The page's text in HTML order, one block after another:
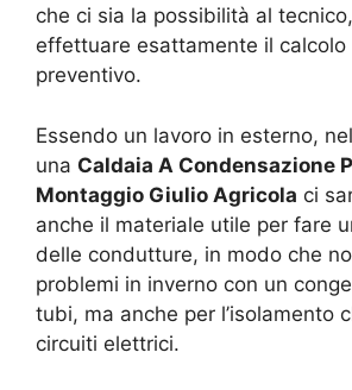
che ci sia la possibilità al
effettuare esattamente il calcolo
preventivo.
Essendo un lavoro in esterno,
una Caldaia A Condensazione
Montaggio Giulio Agricola ci
anche il materiale utile per fare
delle condutture, in modo che
problemi in inverno con un
tubi, ma anche per l’isolamento
circuiti elettrici.